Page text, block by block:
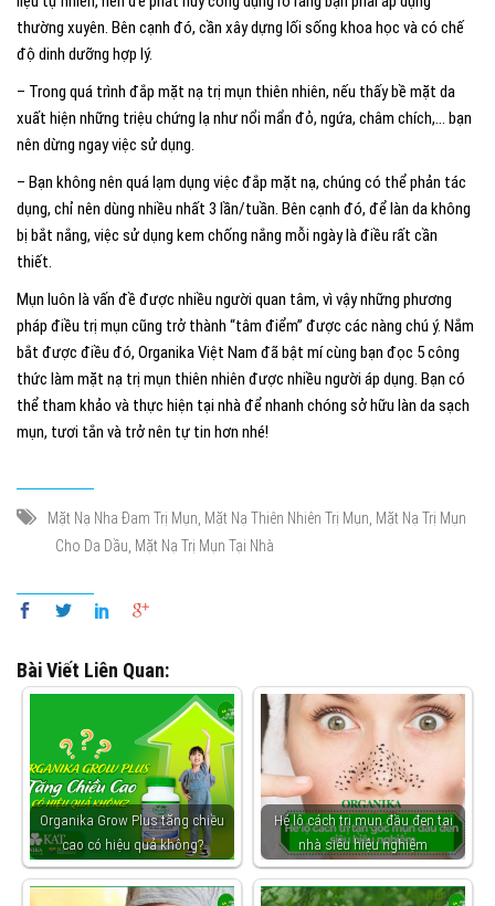
thường xuyên. Bên cạnh đó, cần xây dựng lối sống khoa học và có chế
độ dinh dưỡng hợp lý.
– Trong quá trình đắp mặt nạ trị mụn thiên nhiên, nếu thấy bề mặt da
xuất hiện những triệu chứng lạ như nổi mẩn đỏ, ngứa, châm chích,… bạn
nên dừng ngay việc sử dụng.
– Bạn không nên quá lạm dụng việc đắp mặt nạ, chúng có thể phản tác
dụng, chỉ nên dùng nhiều nhất 3 lần/tuần. Bên cạnh đó, để làn da không
bị bắt nắng, việc sử dụng kem chống nắng mỗi ngày là điều rất cần
thiết.
Mụn luôn là vấn đề được nhiều người quan tâm, vì vậy những phương
pháp điều trị mụn cũng trở thành “tâm điểm” được các nàng chú ý. Nắm
bắt được điều đó, Organika Việt Nam đã bật mí cùng bạn đọc 5 công
thức làm mặt nạ trị mụn thiên nhiên được nhiều người áp dụng. Bạn có
thể tham khảo và thực hiện tại nhà để nhanh chóng sở hữu làn da sạch
mụn, tươi tắn và trở nên tự tin hơn nhé!
Mặt Nạ Nha Đam Trị Mụn, Mặt Nạ Thiên Nhiên Trị Mụn, Mặt Nạ Trị Mụn
Cho Da Dầu, Mặt Nạ Trị Mụn Tại Nhà
Bài Viết Liên Quan:
Organika Grow Plus tăng chiều
cao có hiệu quả không?
Hé lộ cách trị mụn đầu đen tại
nhà siêu hiệu nghiệm